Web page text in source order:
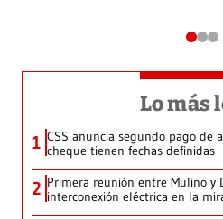
Lo más
1 CSS anuncia segundo pago de
cheque tienen fechas definidas
2 Primera reunión entre Mulino y
interconexión eléctrica en la